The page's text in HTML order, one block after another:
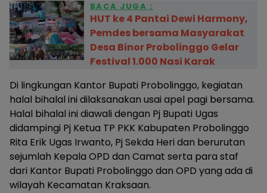
BACA JUGA :
HUT ke 4 Pantai Dewi Harmony,
Pemdes bersama Masyarakat
Desa Binor Probolinggo Gelar
Festival 1.000 Nasi Karak
Di lingkungan Kantor Bupati Probolinggo, kegiatan
halal bihalal ini dilaksanakan usai apel pagi bersama.
Halal bihalal ini diawali dengan Pj Bupati Ugas
didampingi Pj Ketua TP PKK Kabupaten Probolinggo
Rita Erik Ugas Irwanto, Pj Sekda Heri dan berurutan
sejumlah Kepala OPD dan Camat serta para staf
dari Kantor Bupati Probolinggo dan OPD yang ada di
wilayah Kecamatan Kraksaan.